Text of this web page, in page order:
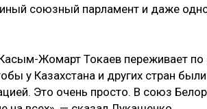
союзный парламент и даже
Жомарт Токаев переживает по
у Казахстана и других стран
Это очень просто. В союз